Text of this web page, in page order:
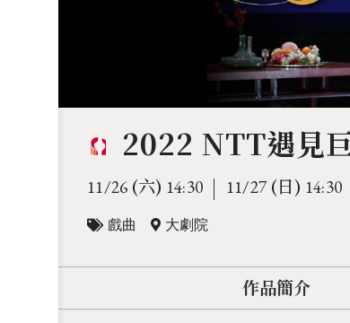
2022 NTT遇見
11/26 (六) 14:30 11/27 (日) 14:30
戲曲 大劇院
作品簡介